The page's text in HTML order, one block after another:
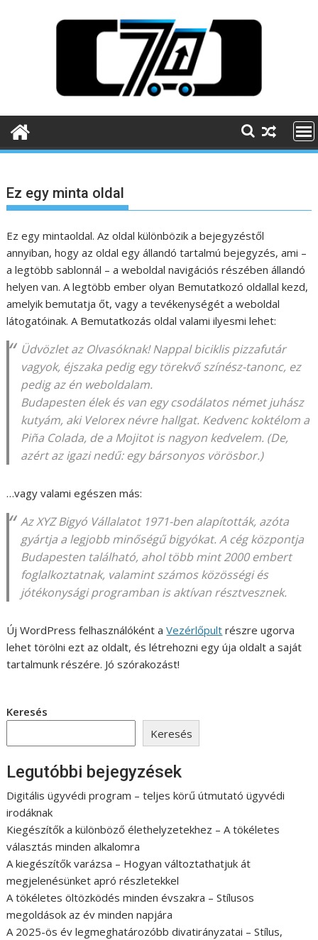
Ez egy minta oldal
Ez egy mintaoldal. Az oldal különbözik a bejegyzéstől
annyiban, hogy az oldal egy állandó tartalmú bejegyzés, ami –
a legtöbb sablonnál – a weboldal navigációs részében állandó
helyen van. A legtöbb ember olyan Bemutatkozó oldallal kezd,
amelyik bemutatja őt, vagy a tevékenységét a weboldal
látogatóinak. A Bemutatkozás oldal valami ilyesmi lehet:
Üdvözlet az Olvasóknak! Nappal biciklis pizzafutár
vagyok, éjszaka pedig egy törekvő színész-tanonc, ez
pedig az én weboldalam.
Budapesten élek és van egy csodálatos német juhász
kutyám, aki Velorex névre hallgat. Kedvenc koktélom a
Piña Colada, de a Mojitot is nagyon kedvelem. (De,
azért az igazi nedű: egy bársonyos vörösbor.)
…vagy valami egészen más:
Az XYZ Bigyó Vállalatot 1971-ben alapították, azóta
gyártja a legjobb minőségű bigyókat. A cég központja
Budapesten található, ahol több mint 2000 embert
foglalkoztatnak, valamint számos közösségi és
jótékonysági programban is aktívan résztvesznek.
Új WordPress felhasználóként aVezérlőpult részre ugorva
lehet törölni ezt az oldalt, és létrehozni egy úja oldalt a saját
tartalmunk részére. Jó szórakozást!
Keresés
Keresés
Legutóbbi bejegyzések
Digitális ügyvédi program – teljes körű útmutató ügyvédi
irodáknak
Kiegészítők a különböző élethelyzetekhez – A tökéletes
választás minden alkalomra
A kiegészítők varázsa – Hogyan változtathatjuk át
megjelenésünket apró részletekkel
A tökéletes öltözködés minden évszakra – Stílusos
megoldások az év minden napjára
A 2025-ös év legmeghatározóbb divatirányzatai – Stílus,